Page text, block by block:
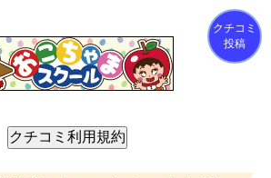
クチコミ
投稿